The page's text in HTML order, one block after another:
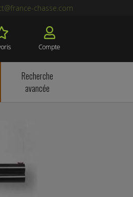
chasse.com
Compte
Recherche
avancée